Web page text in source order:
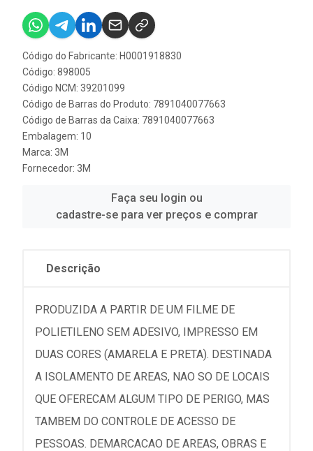
Código do Fabricante: H0001918830
Código: 898005
Código NCM: 39201099
Código de Barras do Produto: 7891040077663
Código de Barras da Caixa: 7891040077663
Embalagem: 10
Marca: 3M
Fornecedor: 3M
Faça seu login ou
cadastre-se para ver preços e comprar
Descrição
PRODUZIDA A PARTIR DE UM FILME DE
POLIETILENO SEM ADESIVO, IMPRESSO EM
DUAS CORES (AMARELA E PRETA). DESTINADA
A ISOLAMENTO DE AREAS, NAO SO DE LOCAIS
QUE OFERECAM ALGUM TIPO DE PERIGO, MAS
TAMBEM DO CONTROLE DE ACESSO DE
PESSOAS. DEMARCACAO DE AREAS, OBRAS E